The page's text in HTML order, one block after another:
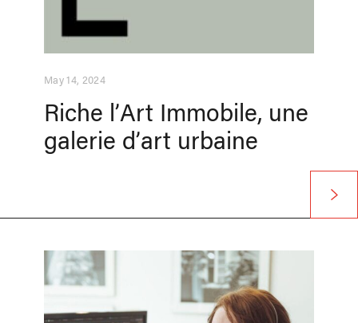
May 14, 2024
Riche l’Art Immobile, une
galerie d’art urbaine